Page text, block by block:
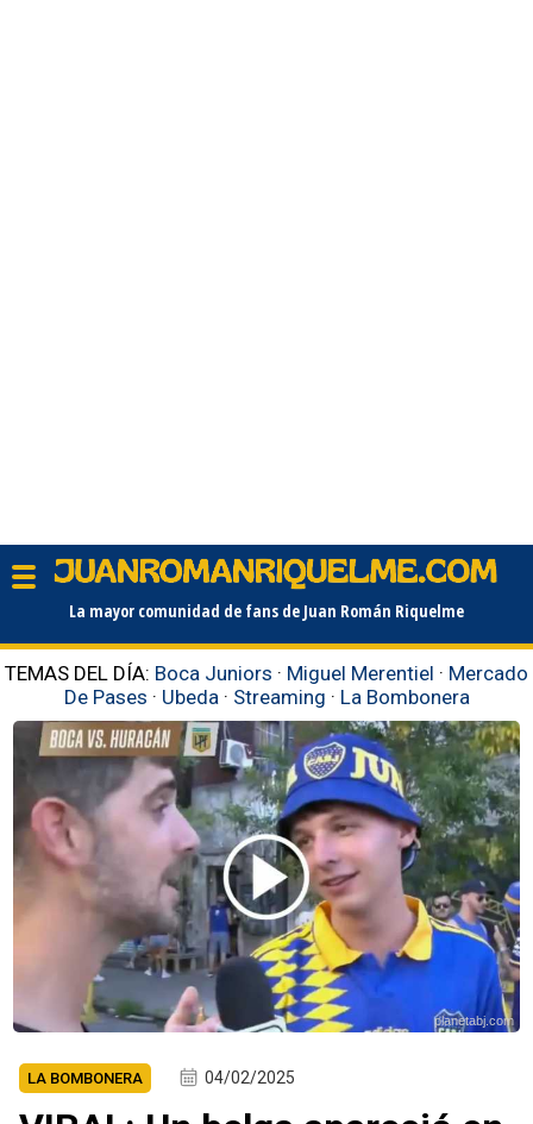
La mayor comunidad de fans de Juan Román Riquelme
TEMAS DEL DÍA: Boca Juniors · Miguel Merentiel · Mercado
De Pases · Ubeda · Streaming · La Bombonera
planetabj.com
LA BOMBONERA 04/02/2025